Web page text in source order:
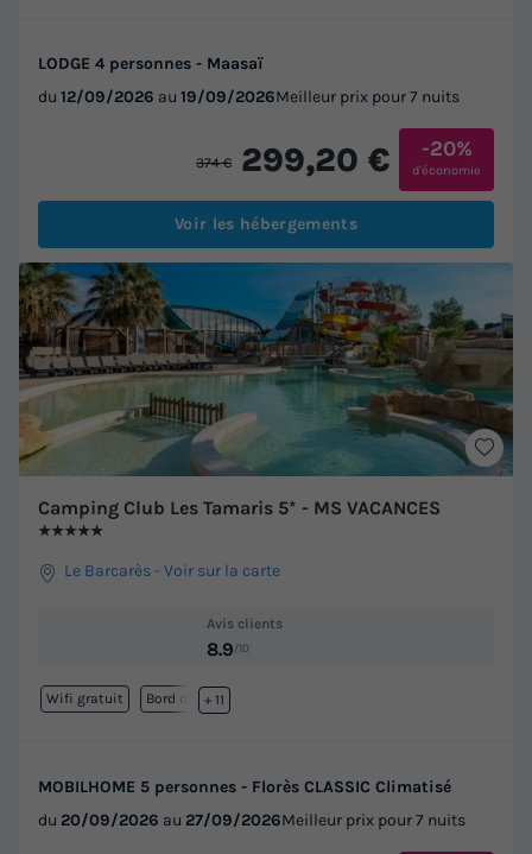
LODGE 4 personnes - Maasaï
du 12/09/2026 au 19/09/2026Meilleur prix pour 7 nuits
374 € 299,20 € -20%
d'économie
Voir les hébergements
Camping Club Les Tamaris 5* - MS VACANCES
★★★★★
Le Barcarès -Voir sur la carte
Avis clients
8.9/10
Wifi gratuit Bord de mer
+ 11
MOBILHOME 5 personnes - Florès CLASSIC Climatisé
du 20/09/2026 au 27/09/2026Meilleur prix pour 7 nuits